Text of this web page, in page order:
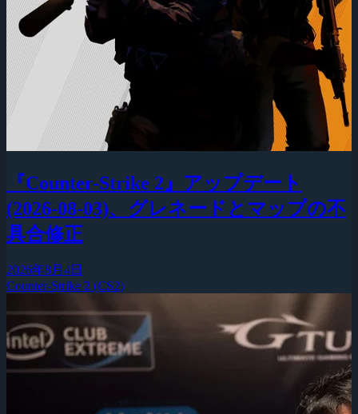
『Counter-Strike 2』アップデート
(2026-08-03)、グレネードとマップの不
具合修正
2026年8月4日
Counter-Strike 2 (CS2)